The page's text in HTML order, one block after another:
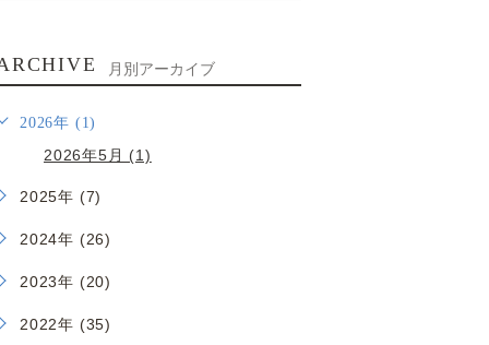
月別アーカイブ
2026年 (1)
2026年5月 (1)
2025年 (7)
2024年 (26)
2023年 (20)
2022年 (35)